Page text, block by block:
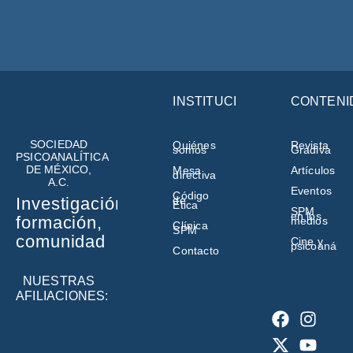
SOCIEDAD
PSICOANALÍTICA
DE MÉXICO,
A.C.
Investigación,
formación,
comunidad
NUESTRAS
AFILIACIONES:
INSTITUCIÓN
Quiénes
somos
Mesa
directiva
Código
de
Ética
Clínica
SPM
Contacto
Revista
Gradiva
Artículos
Eventos
SPM
en los
medios
Cine y